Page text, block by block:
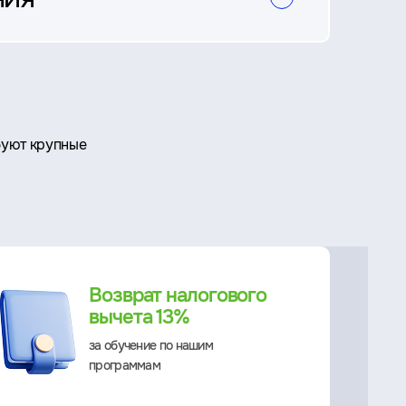
крупные
Возврат налогового
вычета 13%
за обучение по нашим
программам